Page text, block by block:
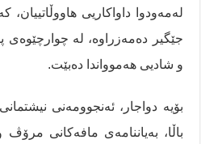
لەمەودوا داواکاریی
جێگیر دەمەزراوە، لە
و شادیی هەموواندا دەبێت.
بۆیە دواجار، ئەنجوومەنی
باڵا، بەیاننامەی مافەکانی مرۆڤ